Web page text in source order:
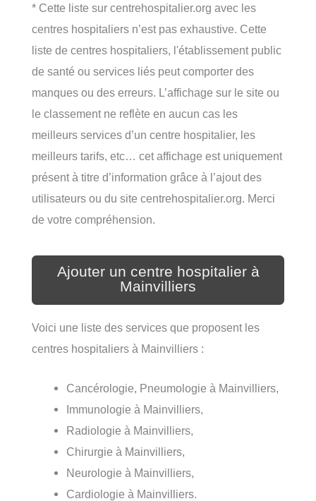
* Cette liste sur centrehospitalier.org avec les
centres hospitaliers n’est pas exhaustive. Cette
liste de centres hospitaliers, l'établissement public
de santé ou services liés peut comporter des
manques ou des erreurs. L’affichage sur le site ou
le classement ne reflète en aucun cas les
meilleurs services d’un centre hospitalier, les
meilleurs tarifs, etc… cet affichage est uniquement
présent à titre d’information grâce à l’ajout des
utilisateurs ou du site centrehospitalier.org. Merci
de votre compréhension.
Ajouter un centre hospitalier à
Mainvilliers
Voici une liste des services que proposent les
centres hospitaliers à Mainvilliers :
Cancérologie, Pneumologie à Mainvilliers,
Immunologie à Mainvilliers,
Radiologie à Mainvilliers,
Chirurgie à Mainvilliers,
Neurologie à Mainvilliers,
Cardiologie à Mainvilliers.